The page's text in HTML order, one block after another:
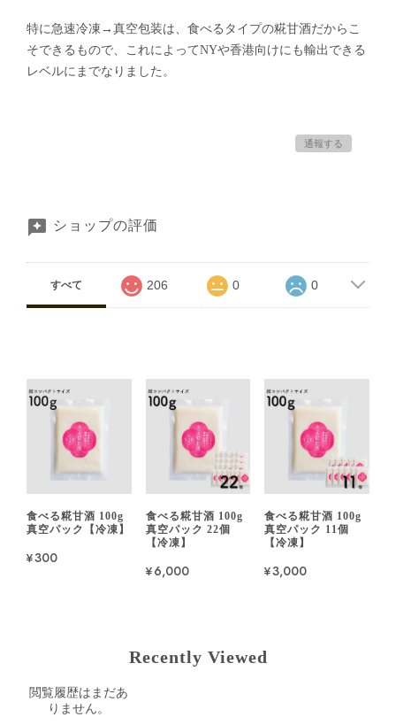
特に急速冷凍→真空包装は、食べるタイプの糀甘酒だからこ
そできるもので、これによってNYや香港向けにも輸出できる
レベルにまでなりました。
通報する
ショップの評価
すべて 206 0 0
食べる糀甘酒 100g
真空パック【冷凍】
¥300
食べる糀甘酒 100g
真空パック 22個
【冷凍】
¥6,000
食べる糀甘酒 100g
真空パック 11個
【冷凍】
¥3,000
Recently Viewed
閲覧履歴はまだあ
りません。